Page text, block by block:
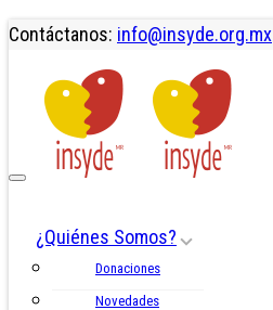
Contáctanos: info@insyde.org.mx
¿Quiénes Somos?
Donaciones
Novedades